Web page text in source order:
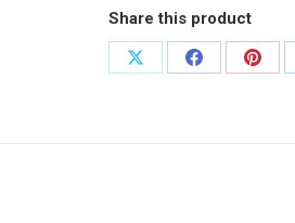
Share this product
Share
Share
Share